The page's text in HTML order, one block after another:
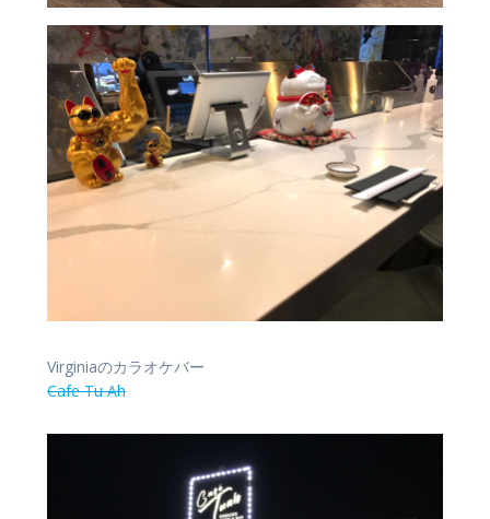
Virginiaのカラオケバー
Cafe Tu Ah